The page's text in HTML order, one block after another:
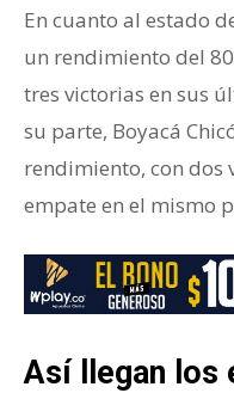
En cuanto al estado
un rendimiento del
tres victorias en sus
su parte, Boyacá
rendimiento, con dos
empate en el mismo
Así llegan los